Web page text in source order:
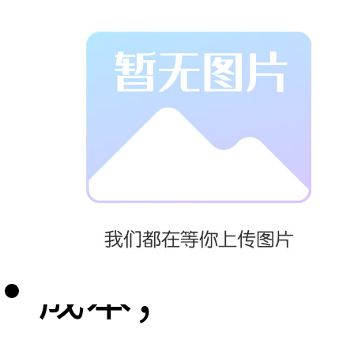
物不受光线、
灰尘侵害；
6、防尘、防静
电；降低管理
成本；